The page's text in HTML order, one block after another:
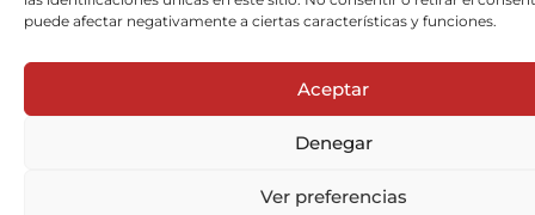
puede afectar negativamente a ciertas características y funciones.
Aceptar
Denegar
Ver preferencias